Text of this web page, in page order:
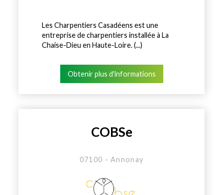
Les Charpentiers Casadéens est une
entreprise de charpentiers installée à La
Chaise-Dieu en Haute-Loire. (...)
Obtenir plus d'informations
COBSe
07100 - Annonay